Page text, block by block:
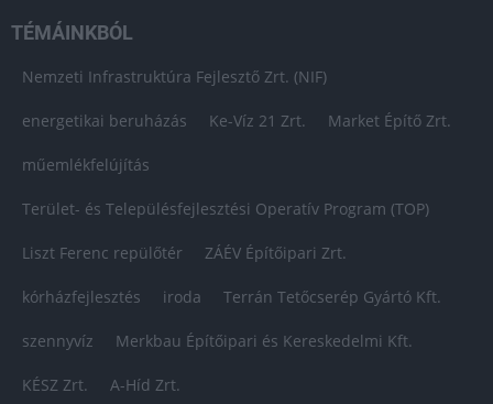
TÉMÁINKBÓL
Nemzeti Infrastruktúra Fejlesztő Zrt. (NIF)
energetikai beruházás Ke-Víz 21 Zrt. Market Építő Zrt.
műemlékfelújítás
Terület- és Településfejlesztési Operatív Program (TOP)
Liszt Ferenc repülőtér ZÁÉV Építőipari Zrt.
kórházfejlesztés iroda Terrán Tetőcserép Gyártó Kft.
szennyvíz Merkbau Építőipari és Kereskedelmi Kft.
KÉSZ Zrt. A-Híd Zrt.